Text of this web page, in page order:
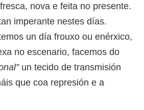
nova e feita no presente.
imperante nestes días.
un día frouxo ou enérxico,
no escenario, facemos do
un tecido de transmisión
que coa represión e a